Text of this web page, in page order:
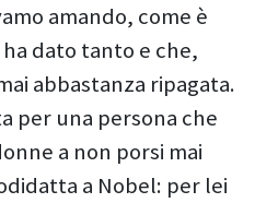
amando, come è
dato tanto e che,
abbastanza ripagata.
per una persona che
a non porsi mai
a Nobel: per lei